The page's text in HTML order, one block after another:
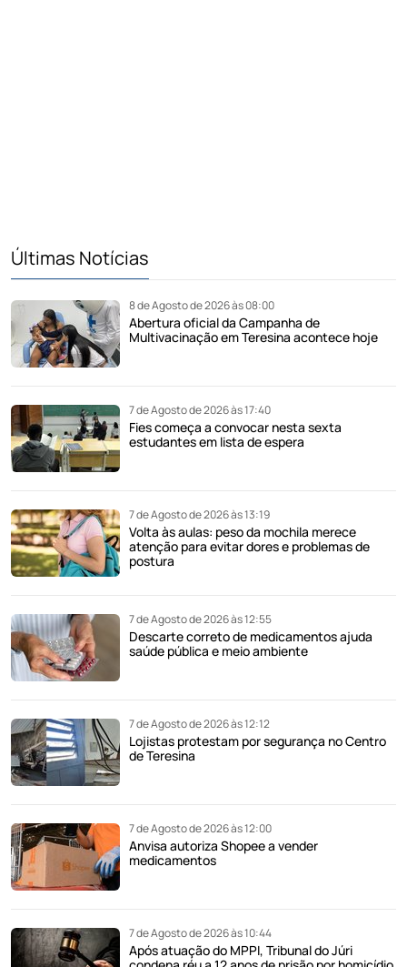
Últimas Notícias
8 de Agosto de 2026 às 08:00
Abertura oficial da Campanha de
Multivacinação em Teresina acontece hoje
7 de Agosto de 2026 às 17:40
Fies começa a convocar nesta sexta
estudantes em lista de espera
7 de Agosto de 2026 às 13:19
Volta às aulas: peso da mochila merece
atenção para evitar dores e problemas de
postura
7 de Agosto de 2026 às 12:55
Descarte correto de medicamentos ajuda
saúde pública e meio ambiente
7 de Agosto de 2026 às 12:12
Lojistas protestam por segurança no Centro
de Teresina
7 de Agosto de 2026 às 12:00
Anvisa autoriza Shopee a vender
medicamentos
7 de Agosto de 2026 às 10:44
Após atuação do MPPI, Tribunal do Júri